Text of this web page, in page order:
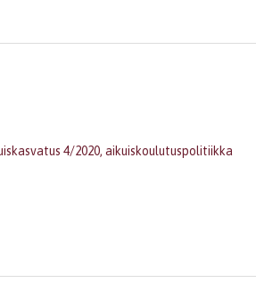
4/2020, aikuiskoulutuspolitiikka